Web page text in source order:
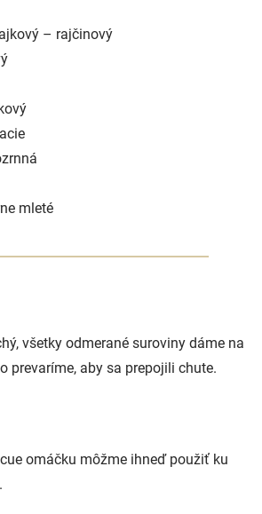
– rajčinový
mleté
všetky odmerané suroviny dáme na
prevaríme, aby sa prepojili chute.
omáčku môžme ihneď použiť ku